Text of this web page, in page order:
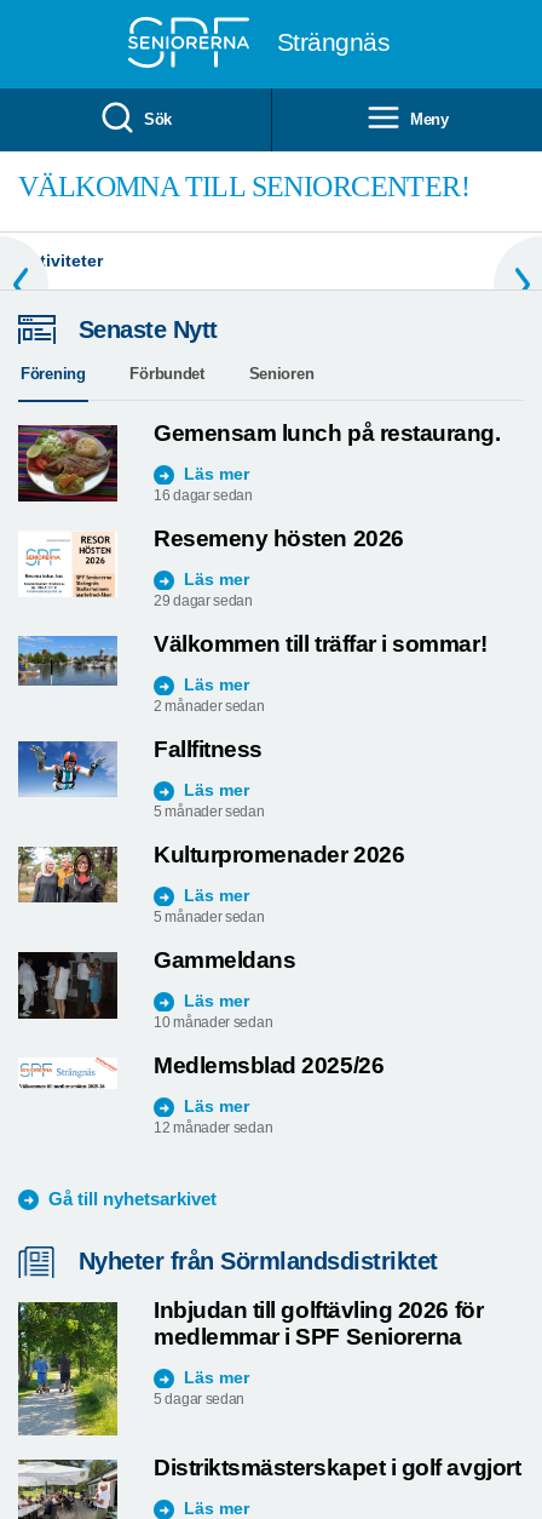
Strängnäs
Sök Meny
VÄLKOMNA TILL SENIORCENTER!
Aktiviteter
Senaste Nytt
Förening Förbundet Senioren
Gemensam lunch på restaurang.
Läs mer
16 dagar sedan
Resemeny hösten 2026
Läs mer
29 dagar sedan
Välkommen till träffar i sommar!
Läs mer
2 månader sedan
Fallfitness
Läs mer
5 månader sedan
Kulturpromenader 2026
Läs mer
5 månader sedan
Gammeldans
Läs mer
10 månader sedan
Medlemsblad 2025/26
Läs mer
12 månader sedan
Gå till nyhetsarkivet
Nyheter från Sörmlandsdistriktet
Inbjudan till golftävling 2026 för
medlemmar i SPF Seniorerna
Läs mer
5 dagar sedan
Distriktsmästerskapet i golf avgjort
Läs mer